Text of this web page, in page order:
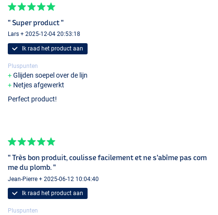
" Super product "
Lars + 2025-12-04 20:53:18
Ik raad het product aan
Pluspunten
Glijden soepel over de lijn
Netjes afgewerkt
Perfect product!
" Très bon produit, coulisse facilement et ne s'abîme pas com
me du plomb. "
Jean-Pierre + 2025-06-12 10:04:40
Ik raad het product aan
Pluspunten